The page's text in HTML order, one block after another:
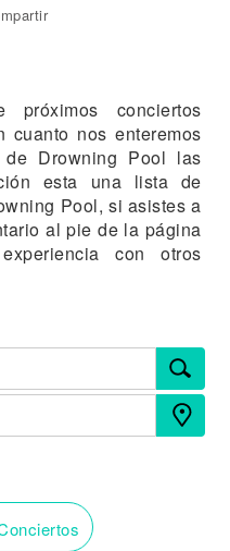
conciertos
cuanto nos enteremos
de Drowning Pool las
esta una lista de
Pool, si asistes a
al pie de la página
con otros